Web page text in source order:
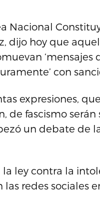
Nacional
dijo hoy que
‘mensajes
con
expresiones,
de fascismo
un debate de
ley contra la
redes sociales